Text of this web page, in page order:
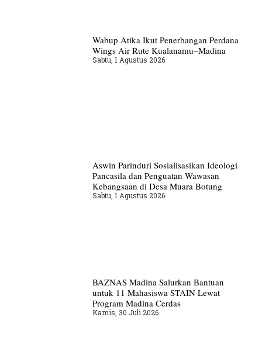
Wabup Atika Ikut Penerbangan Perdana
Wings Air Rute Kualanamu–Madina
Sabtu, 1 Agustus 2026
Aswin Parinduri Sosialisasikan Ideologi
Pancasila dan Penguatan Wawasan
Kebangsaan di Desa Muara Botung
Sabtu, 1 Agustus 2026
BAZNAS Madina Salurkan Bantuan
untuk 11 Mahasiswa STAIN Lewat
Program Madina Cerdas
Kamis, 30 Juli 2026